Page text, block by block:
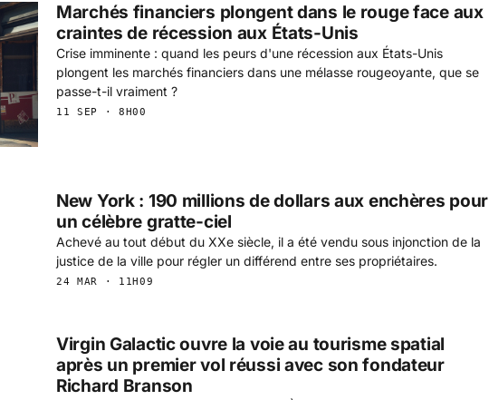
Marchés financiers plongent dans le rouge face aux
craintes de récession aux États-Unis
Crise imminente : quand les peurs d'une récession aux États-Unis
plongent les marchés financiers dans une mélasse rougeoyante, que se
passe-t-il vraiment ?
11 SEP · 8H00
New York : 190 millions de dollars aux enchères pour
un célèbre gratte-ciel
Achevé au tout début du XXe siècle, il a été vendu sous injonction de la
justice de la ville pour régler un différend entre ses propriétaires.
24 MAR · 11H09
Virgin Galactic ouvre la voie au tourisme spatial
après un premier vol réussi avec son fondateur
Richard Branson